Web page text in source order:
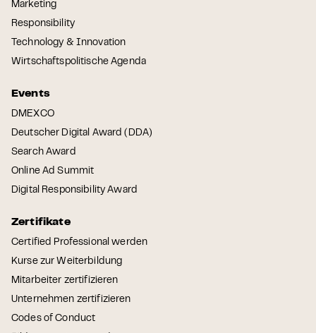
Marketing
Responsibility
Technology & Innovation
Wirtschaftspolitische Agenda
Events
DMEXCO
Deutscher Digital Award (DDA)
Search Award
Online Ad Summit
Digital Responsibility Award
Zertifikate
Certified Professional werden
Kurse zur Weiterbildung
Mitarbeiter zertifizieren
Unternehmen zertifizieren
Codes of Conduct